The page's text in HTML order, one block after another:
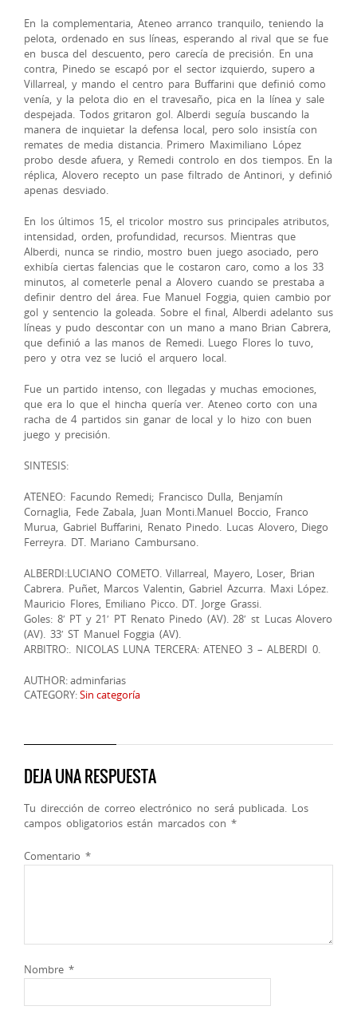
En la complementaria, Ateneo arranco tranquilo, teniendo la
pelota, ordenado en sus líneas, esperando al rival que se fue
en busca del descuento, pero carecía de precisión. En una
contra, Pinedo se escapó por el sector izquierdo, supero a
Villarreal, y mando el centro para Buffarini que definió como
venía, y la pelota dio en el travesaño, pica en la línea y sale
despejada. Todos gritaron gol. Alberdi seguía buscando la
manera de inquietar la defensa local, pero solo insistía con
remates de media distancia. Primero Maximiliano López
probo desde afuera, y Remedi controlo en dos tiempos. En la
réplica, Alovero recepto un pase filtrado de Antinori, y definió
apenas desviado.
En los últimos 15, el tricolor mostro sus principales atributos,
intensidad, orden, profundidad, recursos. Mientras que
Alberdi, nunca se rindio, mostro buen juego asociado, pero
exhibía ciertas falencias que le costaron caro, como a los 33
minutos, al cometerle penal a Alovero cuando se prestaba a
definir dentro del área. Fue Manuel Foggia, quien cambio por
gol y sentencio la goleada. Sobre el final, Alberdi adelanto sus
líneas y pudo descontar con un mano a mano Brian Cabrera,
que definió a las manos de Remedi. Luego Flores lo tuvo,
pero y otra vez se lució el arquero local.
Fue un partido intenso, con llegadas y muchas emociones,
que era lo que el hincha quería ver. Ateneo corto con una
racha de 4 partidos sin ganar de local y lo hizo con buen
juego y precisión.
SINTESIS:
ATENEO: Facundo Remedi; Francisco Dulla, Benjamín
Cornaglia, Fede Zabala, Juan Monti.Manuel Boccio, Franco
Murua, Gabriel Buffarini, Renato Pinedo. Lucas Alovero, Diego
Ferreyra. DT. Mariano Cambursano.
ALBERDI:LUCIANO COMETO. Villarreal, Mayero, Loser, Brian
Cabrera. Puñet, Marcos Valentin, Gabriel Azcurra. Maxi López.
Mauricio Flores, Emiliano Picco. DT. Jorge Grassi.
Goles: 8′ PT y 21′ PT Renato Pinedo (AV). 28′ st Lucas Alovero
(AV). 33′ ST Manuel Foggia (AV).
ARBITRO:. NICOLAS LUNA TERCERA: ATENEO 3 – ALBERDI 0.
AUTHOR: adminfarias
CATEGORY:Sin categoría
DEJA UNA RESPUESTA
Tu dirección de correo electrónico no será publicada. Los
campos obligatorios están marcados con *
Comentario *
Nombre *